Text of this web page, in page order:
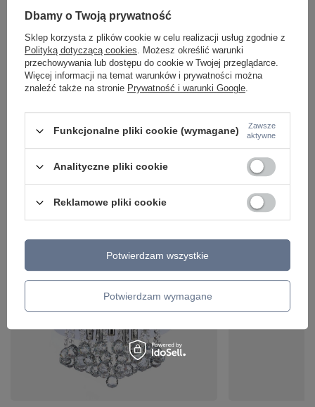
Pojedyńcza lampa wisząca biała tuba o długości
55cm VERNO 1 55 4000K WH AZZARDO AZ6311
189,00 zł / szt. 189,00 zł / szt.
ZOBACZ RÓWNIEŻ
Dbamy o Twoją prywatność
Sklep korzysta z plików cookie w celu realizacji usług zgodnie z
Polityką dotyczącą cookies. Możesz określić warunki
przechowywania lub dostępu do cookie w Twojej przeglądarce.
Więcej informacji na temat warunków i prywatności można
znaleźć także na stronie Prywatność i warunki Google.
Funkcjonalne pliki cookie (wymagane)
Zawsze
aktywne
Analityczne pliki cookie
Reklamowe pliki cookie
Potwierdzam wymagane
Potwierdzam wszystkie